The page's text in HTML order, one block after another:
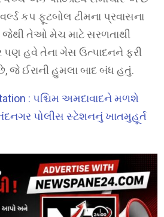
કપ ફૂટબોલ ટીમના પ્રવાસના
જેથી તેઓ મેચ માટે સરળતાથી
પણ હવે તેના ગેસ ઉત્પાદનને ફરી
જે ઈરાની હુમલા બાદ બંધ હતું.
: પશ્ચિમ અમદાવાદને મળશે
પોલીસ સ્ટેશનનું ખાતમુહૂર્ત